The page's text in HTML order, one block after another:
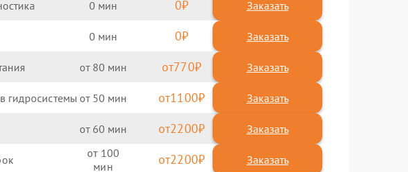
0 0 Заказать
0 0 Заказать
80 770
гидросистемы 50 1100
60 2200
100 2200